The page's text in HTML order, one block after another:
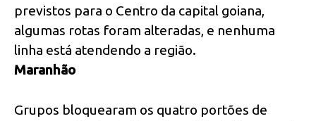
previstos para o Centro da capital goiana,
algumas rotas foram alteradas, e nenhuma
linha está atendendo a região.
Maranhão
Grupos bloquearam os quatro portões de